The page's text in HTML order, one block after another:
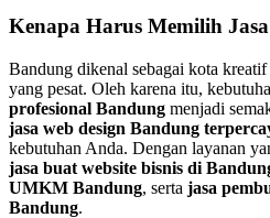
Kenapa Harus Memilih
Bandung dikenal sebagai kota
yang pesat. Oleh karena itu,
profesional Bandung menjadi
jasa web design Bandung
kebutuhan Anda. Dengan layanan
jasa buat website bisnis di
UMKM Bandung, serta jasa
Bandung.